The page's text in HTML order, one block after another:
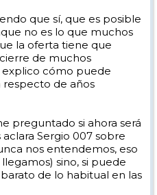
la oferta)
crees? genial. que no? tambien
nos guien
que sí, que es posible
no es lo que muchos
la oferta tiene que
de muchos
cómo puede
de años
preguntado si ahora será
Sergio 007 sobre
nos entendemos, eso
sino, si puede
de lo habitual en las